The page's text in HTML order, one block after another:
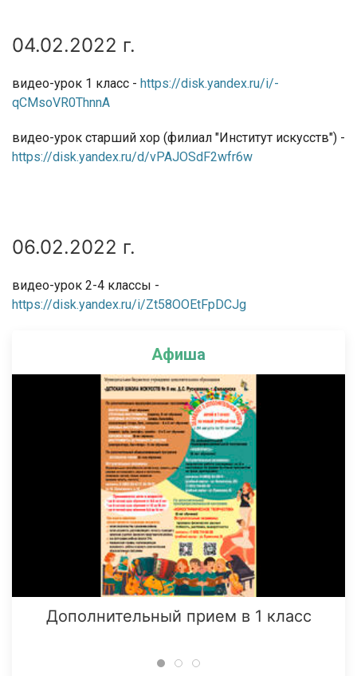
Афиша
Дополнительный прием в 1 класс
04.02.2022 г.
видео-урок 1 класс - https://disk.yandex.ru/i/-
qCMsoVR0ThnnA
видео-урок старший хор (филиал "Институт искусств") -
https://disk.yandex.ru/d/vPAJOSdF2wfr6w
06.02.2022 г.
видео-урок 2-4 классы -
https://disk.yandex.ru/i/Zt58OOEtFpDCJg